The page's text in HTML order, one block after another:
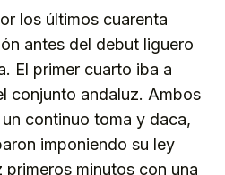
los últimos cuarenta
antes del debut liguero
El primer cuarto iba a
conjunto andaluz. Ambos
continuo toma y daca,
imponiendo su ley
minutos con una